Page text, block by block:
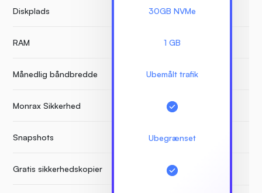
Diskplads
RAM
Månedlig båndbredde
Monrax Sikkerhed
Snapshots
Gratis sikkerhedskopier
30GB NVMe
1 GB
Ubemålt trafik
Ubegrænset